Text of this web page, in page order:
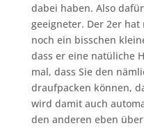
dabei haben. Also
geeigneter. Der 2er
noch ein bisschen
dass er eine natüliche
mal, dass Sie den
draufpacken können,
wird damit auch
den anderen eben